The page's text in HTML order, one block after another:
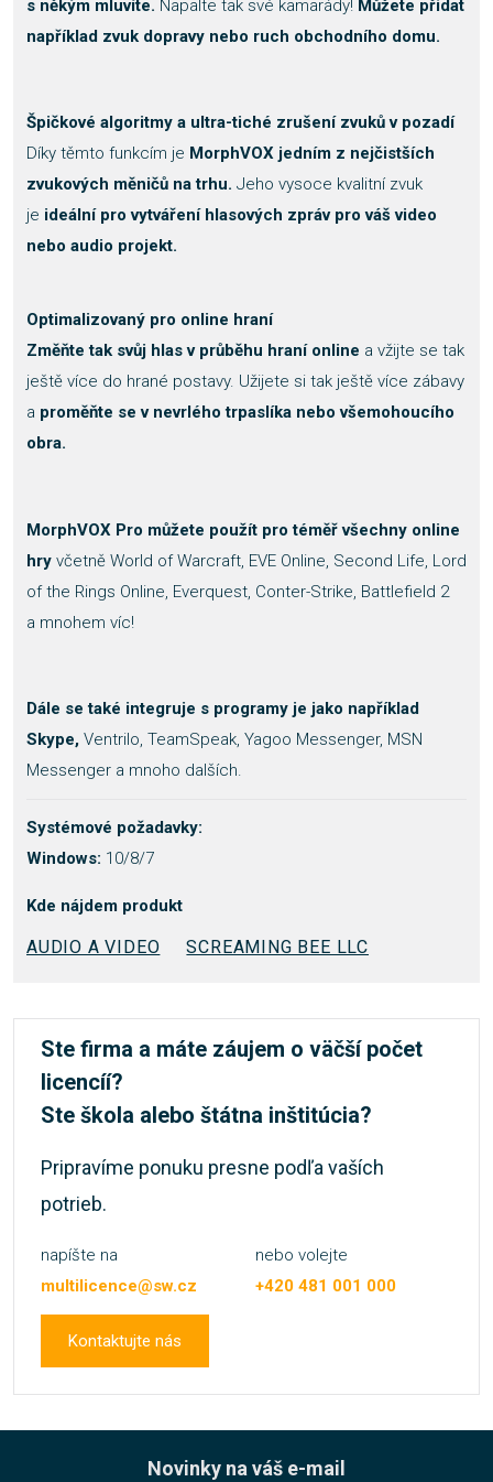
s někým mluvíte. Napalte tak své kamarády! Můžete přidat
například zvuk dopravy nebo ruch obchodního domu.
Špičkové algoritmy a ultra-tiché zrušení zvuků v pozadí
Díky těmto funkcím je MorphVOX jedním z nejčistších
zvukových měničů na trhu. Jeho vysoce kvalitní zvuk
je ideální pro vytváření hlasových zpráv pro váš video
nebo audio projekt.
Optimalizovaný pro online hraní
Změňte tak svůj hlas v průběhu hraní online a vžijte se tak
ještě více do hrané postavy. Užijete si tak ještě více zábavy
a proměňte se v nevrlého trpaslíka nebo všemohoucího
obra.
MorphVOX Pro můžete použít pro téměř všechny online
hry včetně World of Warcraft, EVE Online, Second Life, Lord
of the Rings Online, Everquest, Conter-Strike, Battlefield 2
a mnohem víc!
Dále se také integruje s programy je jako například
Skype, Ventrilo, TeamSpeak, Yagoo Messenger, MSN
Messenger a mnoho dalších.
Systémové požadavky:
Windows: 10/8/7
Kde nájdem produkt
AUDIO A VIDEO SCREAMING BEE LLC
Ste firma a máte záujem o väčší počet
licencíí?
Ste škola alebo štátna inštitúcia?
Pripravíme ponuku presne podľa vaších
potrieb.
napíšte na
multilicence@sw.cz
nebo volejte
+420 481 001 000
Kontaktujte nás
Novinky na váš e-mail